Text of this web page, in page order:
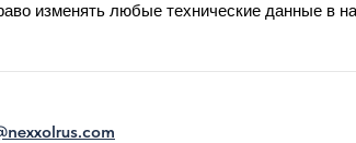
изменять любые технические данные в